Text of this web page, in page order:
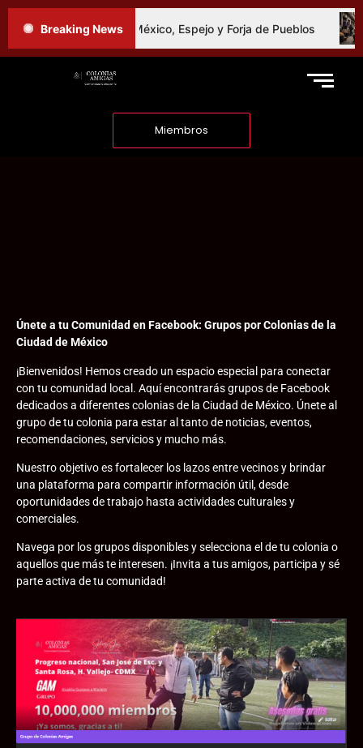
Breaking News
Fútbol en México, Espejo y Forja de Pueblos Relatos
Miembros
Únete a tu Comunidad en Facebook: Grupos por Colonias de la
Ciudad de México
¡Bienvenidos! Hemos creado un espacio especial para conectar
con tu comunidad local. Aquí encontrarás grupos de Facebook
dedicados a diferentes colonias de la Ciudad de México. Únete al
grupo de tu colonia para estar al tanto de noticias, eventos,
recomendaciones, servicios y mucho más.
Nuestro objetivo es fortalecer los lazos entre vecinos y brindar
una plataforma para compartir información útil, desde
oportunidades de trabajo hasta actividades culturales y
comerciales.
Navega por los grupos disponibles y selecciona el de tu colonia o
aquellos que más te interesen. ¡Invita a tus amigos, participa y sé
parte activa de tu comunidad!